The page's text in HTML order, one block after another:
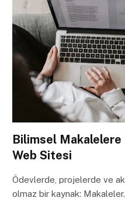
Bilimsel
Web Sitesi
Ödevlerde, projelerde ve
olmaz bir kaynak: